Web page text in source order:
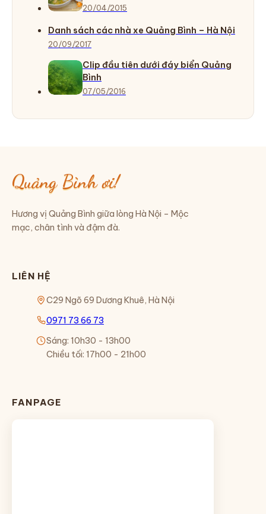
20/04/2015
Danh sách các nhà xe Quảng Bình – Hà Nội
20/09/2017
Clip đầu tiên dưới đáy biển Quảng
Bình
07/05/2016
Quảng Bình ơi!
Hương vị Quảng Bình giữa lòng Hà Nội – Mộc
mạc, chân tình và đậm đà.
LIÊN HỆ
C29 Ngõ 69 Dương Khuê, Hà Nội
0971 73 66 73
Sáng: 10h30 - 13h00
Chiều tối: 17h00 - 21h00
FANPAGE